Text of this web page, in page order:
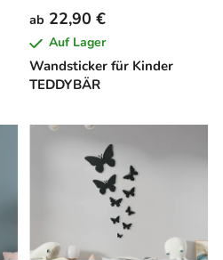
Wandsticker für Kinder
TEDDYBÄR
ab 22,90 €
Auf Lager